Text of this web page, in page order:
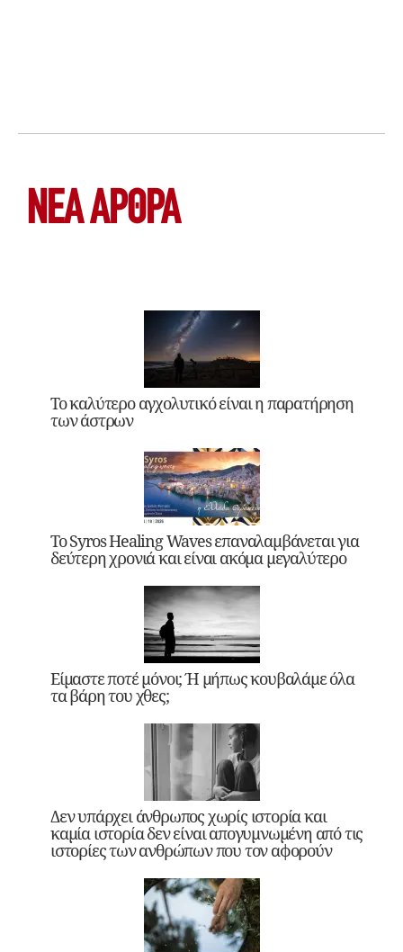
ΝΕΑ ΆΡΘΡΑ
Το καλύτερο αγχολυτικό είναι η παρατήρηση
των άστρων
Το Syros Healing Waves επαναλαμβάνεται για
δεύτερη χρονιά και είναι ακόμα μεγαλύτερο
Είμαστε ποτέ μόνοι; Ή μήπως κουβαλάμε όλα
τα βάρη του χθες;
Δεν υπάρχει άνθρωπος χωρίς ιστορία και
καμία ιστορία δεν είναι απογυμνωμένη από τις
ιστορίες των ανθρώπων που τον αφορούν